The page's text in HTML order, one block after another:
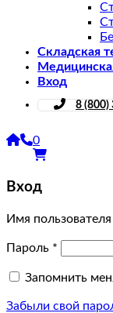
Складская
Вход
8 (800)
0
Вход
Имя пользователя
Пароль *
Запомнить
Забыли свой